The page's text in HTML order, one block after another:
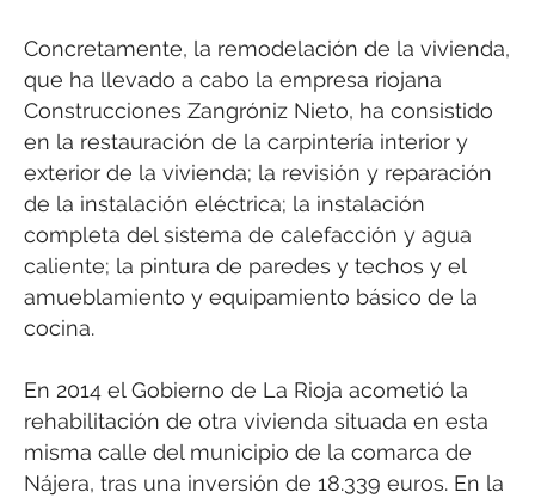
Concretamente, la remodelación de la vivienda,
que ha llevado a cabo la empresa riojana
Construcciones Zangróniz Nieto, ha consistido
en la restauración de la carpintería interior y
exterior de la vivienda; la revisión y reparación
de la instalación eléctrica; la instalación
completa del sistema de calefacción y agua
caliente; la pintura de paredes y techos y el
amueblamiento y equipamiento básico de la
cocina.
En 2014 el Gobierno de La Rioja acometió la
rehabilitación de otra vivienda situada en esta
misma calle del municipio de la comarca de
Nájera, tras una inversión de 18.339 euros. En la